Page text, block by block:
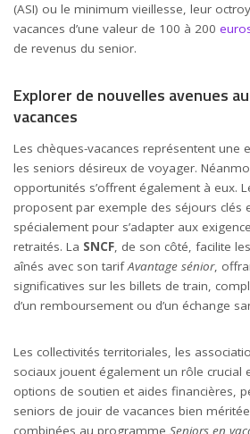
(ASI) ou le minimum vieillesse, leur
vacances d’une valeur de 100 à 200
de revenus du senior.
Explorer de nouvelles avenues
vacances
Les chèques-vacances représentent une
les seniors désireux de voyager.
opportunités s’offrent également à eux.
proposent par exemple des séjours clés
spécialement pour s’adapter aux
retraités. La SNCF , de son côté, facilite
aînés avec son tarifAvantage sénior,
significatives sur les billets de train,
d’un remboursement ou d’un échange
Les collectivités territoriales, les
sociaux jouent également un rôle crucial
options de soutien et aides financières,
seniors de jouir de vacances bien
combinées au programme Seniors en